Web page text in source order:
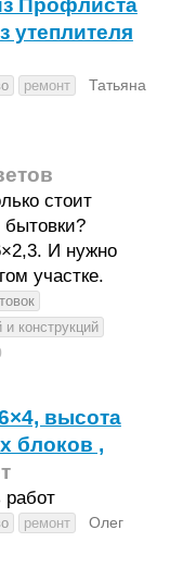
Профлиста
утеплителя
ремонт
Татьяна
стоит
бытовки?
И нужно
участке.
конструкций
высота
блоков ,
работ
ремонт
Олег